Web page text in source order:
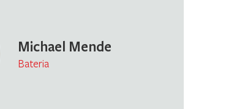
Michael Mende
Bateria